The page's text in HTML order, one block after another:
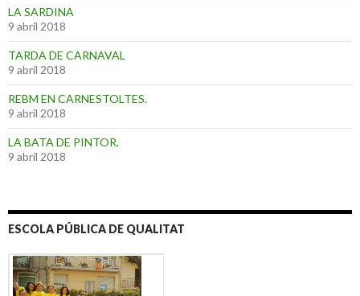
LA SARDINA
9 abril 2018
TARDA DE CARNAVAL
9 abril 2018
REBM EN CARNESTOLTES.
9 abril 2018
LA BATA DE PINTOR.
9 abril 2018
ESCOLA PÚBLICA DE QUALITAT